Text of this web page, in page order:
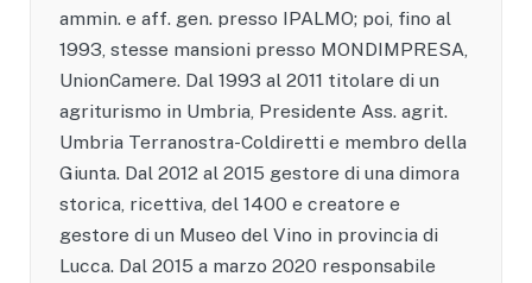
ammin. e aff. gen. presso IPALMO; poi, fino al
1993, stesse mansioni presso MONDIMPRESA,
UnionCamere. Dal 1993 al 2011 titolare di un
agriturismo in Umbria, Presidente Ass. agrit.
Umbria Terranostra-Coldiretti e membro della
Giunta. Dal 2012 al 2015 gestore di una dimora
storica, ricettiva, del 1400 e creatore e
gestore di un Museo del Vino in provincia di
Lucca. Dal 2015 a marzo 2020 responsabile